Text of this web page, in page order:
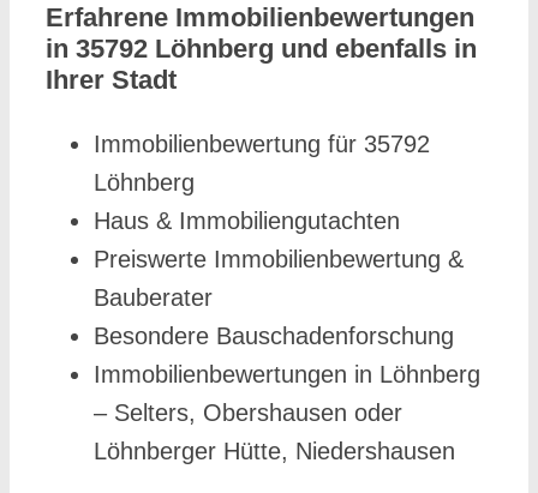
Erfahrene Immobilienbewertungen
in 35792 Löhnberg und ebenfalls in
Ihrer Stadt
Immobilienbewertung für 35792
Löhnberg
Haus & Immobiliengutachten
Preiswerte Immobilienbewertung &
Bauberater
Besondere Bauschadenforschung
Immobilienbewertungen in Löhnberg
– Selters, Obershausen oder
Löhnberger Hütte, Niedershausen